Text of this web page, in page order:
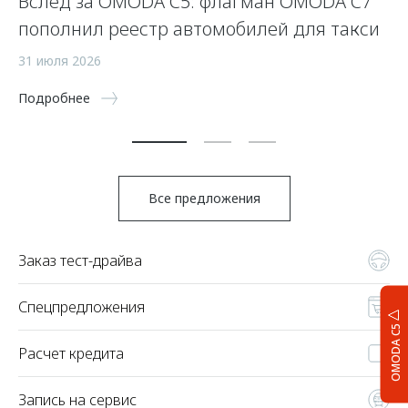
OMODA C5
пополнил реестр автомобилей для такси
31 июля 2026
Подробнее
Все предложения
Заказ тест-драйва
Спецпредложения
Расчет кредита
Запись на сервис